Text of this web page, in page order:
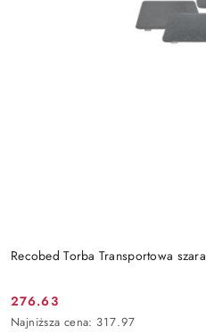
Recobed Torba Transportowa szara
Cena
276.63
Najniższa
Najniższa cena: 317.97